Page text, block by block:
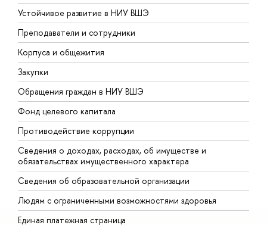
Устойчивое развитие в НИУ ВШЭ
Преподаватели и сотрудники
Корпуса и общежития
Закупки
Обращения граждан в НИУ ВШЭ
Фонд целевого капитала
Противодействие коррупции
Сведения о доходах, расходах, об имуществе и
обязательствах имущественного характера
Сведения об образовательной организации
Людям с ограниченными возможностями здоровья
Единая платежная страница